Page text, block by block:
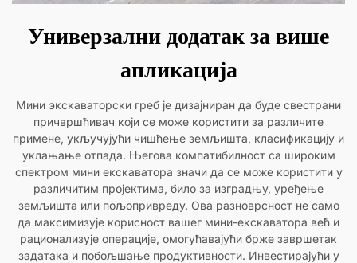
Универзални додатак за више
апликација
Мини экскаваторски греб је дизајниран да буде свестрани
причвршћивач који се може користити за различите
примене, укључујући чишћење земљишта, класификацију и
уклањање отпада. Његова компатибилност са широким
спектром мини екскаватора значи да се може користити у
различитим пројектима, било за изградњу, уређење
земљишта или пољопривреду. Ова разноврсност не само
да максимизује корисност вашег мини-екскаватора већ и
рационализује операције, омогућавајући брже завршетак
задатака и побољшање продуктивности. Инвестирајући у